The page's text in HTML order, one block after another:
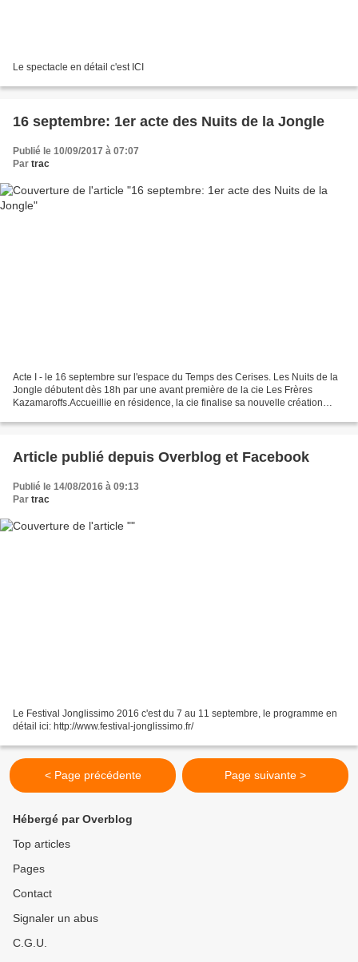
Le spectacle en détail c'est ICI
16 septembre: 1er acte des Nuits de la Jongle
Publié le 10/09/2017 à 07:07
Par trac
Acte I - le 16 septembre sur l'espace du Temps des Cerises. Les Nuits de la
Jongle débutent dès 18h par une avant première de la cie Les Frères
Kazamaroffs.Accueillie en résidence, la cie finalise sa nouvelle création
Article publié depuis Overblog et Facebook
Publié le 14/08/2016 à 09:13
Par trac
Le Festival Jonglissimo 2016 c'est du 7 au 11 septembre, le programme en
détail ici: http://www.festival-jonglissimo.fr/
< Page précédente Page suivante >
Hébergé par Overblog
Top articles
Pages
Contact
Signaler un abus
C.G.U.